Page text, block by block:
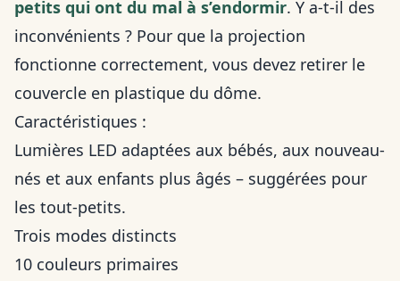
petits qui ont du mal à s’endormir. Y a-t-il des
inconvénients ? Pour que la projection
fonctionne correctement, vous devez retirer le
couvercle en plastique du dôme.
Caractéristiques :
Lumières LED adaptées aux bébés, aux nouveau-
nés et aux enfants plus âgés – suggérées pour
les tout-petits.
Trois modes distincts
10 couleurs primaires